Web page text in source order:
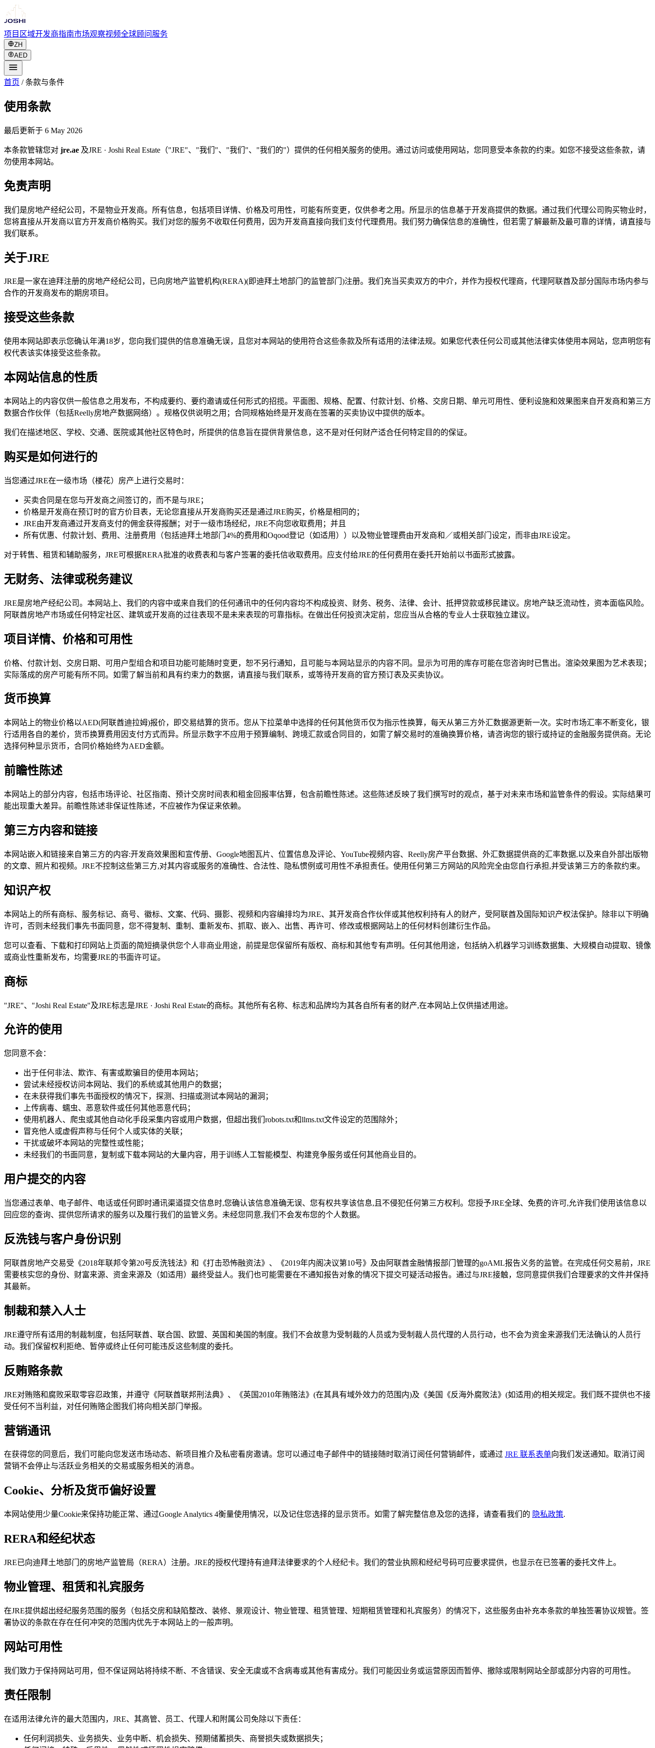
项目 区域开发商指南市场观察视频全球顾问服务
ZH
AED
首页 /条款与条件
使用条款
最后更新于 6 May 2026
本条款管辖您对 jre.ae 及JRE · Joshi Real Estate（"JRE"、"我们"、"我们"、"我们的"）提供的任何相关服务的使用。通过访问或使用网站，您同意受本条款的约束。如您不接受这些条款，请
勿使用本网站。
免责声明
我们是房地产经纪公司，不是物业开发商。所有信息，包括项目详情、价格及可用性，可能有所变更，仅供参考之用。所显示的信息基于开发商提供的数据。通过我们代理公司购买物业时，
您将直接从开发商以官方开发商价格购买。我们对您的服务不收取任何费用，因为开发商直接向我们支付代理费用。我们努力确保信息的准确性，但若需了解最新及最可靠的详情，请直接与
我们联系。
关于JRE
JRE是一家在迪拜注册的房地产经纪公司，已向房地产监管机构(RERA)(即迪拜土地部门的监管部门)注册。我们充当买卖双方的中介，并作为授权代理商，代理阿联酋及部分国际市场内参与
合作的开发商发布的期房项目。
接受这些条款
使用本网站即表示您确认年满18岁，您向我们提供的信息准确无误，且您对本网站的使用符合这些条款及所有适用的法律法规。如果您代表任何公司或其他法律实体使用本网站，您声明您有
权代表该实体接受这些条款。
本网站信息的性质
本网站上的内容仅供一般信息之用发布，不构成要约、要约邀请或任何形式的招揽。平面图、规格、配置、付款计划、价格、交房日期、单元可用性、便利设施和效果图来自开发商和第三方
数据合作伙伴（包括Reelly房地产数据网络）。规格仅供说明之用；合同规格始终是开发商在签署的买卖协议中提供的版本。
我们在描述地区、学校、交通、医院或其他社区特色时，所提供的信息旨在提供背景信息，这不是对任何财产适合任何特定目的的保证。
购买是如何进行的
当您通过JRE在一级市场（楼花）房产上进行交易时：
买卖合同是在您与开发商之间签订的，而不是与JRE；
价格是开发商在预订时的官方价目表，无论您直接从开发商购买还是通过JRE购买，价格是相同的；
JRE由开发商通过开发商支付的佣金获得报酬；对于一级市场经纪，JRE不向您收取费用；并且
所有优惠、付款计划、费用、注册费用（包括迪拜土地部门4%的费用和Oqood登记（如适用））以及物业管理费由开发商和／或相关部门设定，而非由JRE设定。
对于转售、租赁和辅助服务，JRE可根据RERA批准的收费表和与客户签署的委托信收取费用。应支付给JRE的任何费用在委托开始前以书面形式披露。
无财务、法律或税务建议
JRE是房地产经纪公司。本网站上、我们的内容中或来自我们的任何通讯中的任何内容均不构成投资、财务、税务、法律、会计、抵押贷款或移民建议。房地产缺乏流动性，资本面临风险。
阿联酋房地产市场或任何特定社区、建筑或开发商的过往表现不是未来表现的可靠指标。在做出任何投资决定前，您应当从合格的专业人士获取独立建议。
项目详情、价格和可用性
价格、付款计划、交房日期、可用户型组合和项目功能可能随时变更，恕不另行通知，且可能与本网站显示的内容不同。显示为可用的库存可能在您咨询时已售出。渲染效果图为艺术表现；
实际落成的房产可能有所不同。如需了解当前和具有约束力的数据，请直接与我们联系，或等待开发商的官方预订表及买卖协议。
货币换算
本网站上的物业价格以AED(阿联酋迪拉姆)报价，即交易结算的货币。您从下拉菜单中选择的任何其他货币仅为指示性换算，每天从第三方外汇数据源更新一次。实时市场汇率不断变化，银
行适用各自的差价，货币换算费用因支付方式而异。所显示数字不应用于预算编制、跨境汇款或合同目的，如需了解交易时的准确换算价格，请咨询您的银行或持证的金融服务提供商。无论
选择何种显示货币，合同价格始终为AED金额。
前瞻性陈述
本网站上的部分内容，包括市场评论、社区指南、预计交房时间表和租金回报率估算，包含前瞻性陈述。这些陈述反映了我们撰写时的观点，基于对未来市场和监管条件的假设。实际结果可
能出现重大差异。前瞻性陈述非保证性陈述，不应被作为保证来依赖。
第三方内容和链接
本网站嵌入和链接来自第三方的内容:开发商效果图和宣传册、Google地图瓦片、位置信息及评论、YouTube视频内容、Reelly房产平台数据、外汇数据提供商的汇率数据,以及来自外部出版物
的文章、照片和视频。JRE不控制这些第三方,对其内容或服务的准确性、合法性、隐私惯例或可用性不承担责任。使用任何第三方网站的风险完全由您自行承担,并受该第三方的条款约束。
知识产权
本网站上的所有商标、服务标记、商号、徽标、文案、代码、摄影、视频和内容编排均为JRE、其开发商合作伙伴或其他权利持有人的财产，受阿联酋及国际知识产权法保护。除非以下明确
许可，否则未经我们事先书面同意，您不得复制、重制、重新发布、抓取、嵌入、出售、再许可、修改或根据网站上的任何材料创建衍生作品。
您可以查看、下载和打印网站上页面的简短摘录供您个人非商业用途，前提是您保留所有版权、商标和其他专有声明。任何其他用途，包括纳入机器学习训练数据集、大规模自动提取、镜像
或商业性重新发布，均需要JRE的书面许可证。
商标
"JRE"、"Joshi Real Estate"及JRE标志是JRE · Joshi Real Estate的商标。其他所有名称、标志和品牌均为其各自所有者的财产,在本网站上仅供描述用途。
允许的使用
您同意不会：
出于任何非法、欺诈、有害或欺骗目的使用本网站；
尝试未经授权访问本网站、我们的系统或其他用户的数据；
在未获得我们事先书面授权的情况下，探测、扫描或测试本网站的漏洞；
上传病毒、蠕虫、恶意软件或任何其他恶意代码；
使用机器人、爬虫或其他自动化手段采集内容或用户数据，但超出我们robots.txt和llms.txt文件设定的范围除外；
冒充他人或虚假声称与任何个人或实体的关联；
干扰或破坏本网站的完整性或性能；
未经我们的书面同意，复制或下载本网站的大量内容，用于训练人工智能模型、构建竞争服务或任何其他商业目的。
用户提交的内容
当您通过表单、电子邮件、电话或任何即时通讯渠道提交信息时,您确认该信息准确无误、您有权共享该信息,且不侵犯任何第三方权利。您授予JRE全球、免费的许可,允许我们使用该信息以
回应您的查询、提供您所请求的服务以及履行我们的监管义务。未经您同意,我们不会发布您的个人数据。
反洗钱与客户身份识别
阿联酋房地产交易受《2018年联邦令第20号反洗钱法》和《打击恐怖融资法》、《2019年内阁决议第10号》及由阿联酋金融情报部门管理的goAML报告义务的监管。在完成任何交易前，JRE
需要核实您的身份、财富来源、资金来源及（如适用）最终受益人。我们也可能需要在不通知报告对象的情况下提交可疑活动报告。通过与JRE接触，您同意提供我们合理要求的文件并保持
其最新。
制裁和禁入人士
JRE遵守所有适用的制裁制度，包括阿联酋、联合国、欧盟、英国和美国的制度。我们不会故意为受制裁的人员或为受制裁人员代理的人员行动，也不会为资金来源我们无法确认的人员行
动。我们保留权利拒绝、暂停或终止任何可能违反这些制度的委托。
反贿赂条款
JRE对贿赂和腐败采取零容忍政策，并遵守《阿联酋联邦刑法典》、《英国2010年贿赂法》(在其具有域外效力的范围内)及《美国《反海外腐败法》(如适用)的相关规定。我们既不提供也不接
受任何不当利益，对任何贿赂企图我们将向相关部门举报。
营销通讯
在获得您的同意后，我们可能向您发送市场动态、新项目推介及私密看房邀请。您可以通过电子邮件中的链接随时取消订阅任何营销邮件，或通过 JRE 联系表单向我们发送通知。取消订阅
营销不会停止与活跃业务相关的交易或服务相关的消息。
Cookie、分析及货币偏好设置
本网站使用少量Cookie来保持功能正常、通过Google Analytics 4衡量使用情况，以及记住您选择的显示货币。如需了解完整信息及您的选择，请查看我们的 隐私政策.
RERA和经纪状态
JRE已向迪拜土地部门的房地产监管局（RERA）注册。JRE的授权代理持有迪拜法律要求的个人经纪卡。我们的营业执照和经纪号码可应要求提供，也显示在已签署的委托文件上。
物业管理、租赁和礼宾服务
在JRE提供超出经纪服务范围的服务（包括交房和缺陷整改、装修、景观设计、物业管理、租赁管理、短期租赁管理和礼宾服务）的情况下，这些服务由补充本条款的单独签署协议规管。签
署协议的条款在存在任何冲突的范围内优先于本网站上的一般声明。
网站可用性
我们致力于保持网站可用，但不保证网站将持续不断、不含错误、安全无虞或不含病毒或其他有害成分。我们可能因业务或运营原因而暂停、撤除或限制网站全部或部分内容的可用性。
责任限制
在适用法律允许的最大范围内，JRE、其高管、员工、代理人和附属公司免除以下责任：
任何利润损失、业务损失、业务中断、机会损失、预期储蓄损失、商誉损失或数据损失；